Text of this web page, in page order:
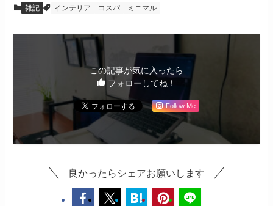
雑記 インテリア コスパ ミニマル
この記事が気に入ったら
フォローしてね！
Follow Me
良かったらシェアお願いします